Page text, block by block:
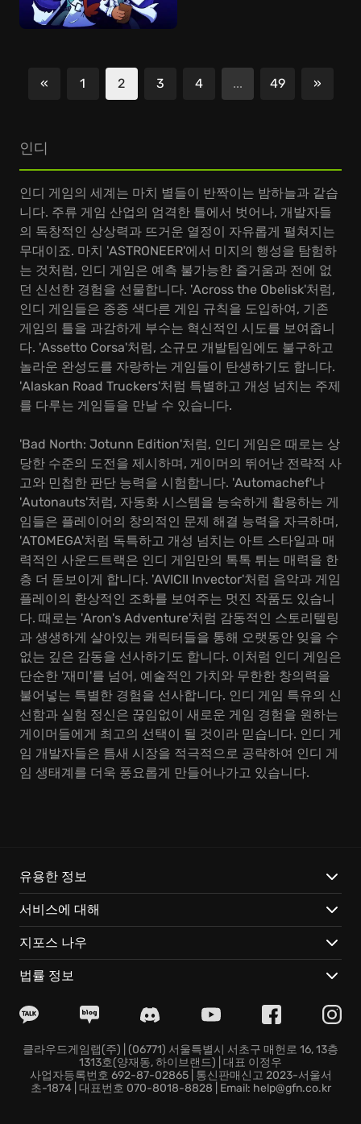
« 1 2 3 4 ... 49 »
인디
인디 게임의 세계는 마치 별들이 반짝이는 밤하늘과 같습
니다. 주류 게임 산업의 엄격한 틀에서 벗어나, 개발자들
의 독창적인 상상력과 뜨거운 열정이 자유롭게 펼쳐지는
무대이죠. 마치 'ASTRONEER'에서 미지의 행성을 탐험하
는 것처럼, 인디 게임은 예측 불가능한 즐거움과 전에 없
던 신선한 경험을 선물합니다. 'Across the Obelisk'처럼,
인디 게임들은 종종 색다른 게임 규칙을 도입하여, 기존
게임의 틀을 과감하게 부수는 혁신적인 시도를 보여줍니
다. 'Assetto Corsa'처럼, 소규모 개발팀임에도 불구하고
놀라운 완성도를 자랑하는 게임들이 탄생하기도 합니다.
'Alaskan Road Truckers'처럼 특별하고 개성 넘치는 주제
를 다루는 게임들을 만날 수 있습니다.
'Bad North: Jotunn Edition'처럼, 인디 게임은 때로는 상
당한 수준의 도전을 제시하며, 게이머의 뛰어난 전략적 사
고와 민첩한 판단 능력을 시험합니다. 'Automachef'나
'Autonauts'처럼, 자동화 시스템을 능숙하게 활용하는 게
임들은 플레이어의 창의적인 문제 해결 능력을 자극하며,
'ATOMEGA'처럼 독특하고 개성 넘치는 아트 스타일과 매
력적인 사운드트랙은 인디 게임만의 톡톡 튀는 매력을 한
층 더 돋보이게 합니다. 'AVICII Invector'처럼 음악과 게임
플레이의 환상적인 조화를 보여주는 멋진 작품도 있습니
다. 때로는 'Aron's Adventure'처럼 감동적인 스토리텔링
과 생생하게 살아있는 캐릭터들을 통해 오랫동안 잊을 수
없는 깊은 감동을 선사하기도 합니다. 이처럼 인디 게임은
단순한 '재미'를 넘어, 예술적인 가치와 무한한 창의력을
불어넣는 특별한 경험을 선사합니다. 인디 게임 특유의 신
선함과 실험 정신은 끊임없이 새로운 게임 경험을 원하는
게이머들에게 최고의 선택이 될 것이라 믿습니다. 인디 게
임 개발자들은 틈새 시장을 적극적으로 공략하여 인디 게
임 생태계를 더욱 풍요롭게 만들어나가고 있습니다.
유용한 정보
서비스에 대해
지포스 나우
법률 정보
클라우드게임랩(주) | (06771) 서울특별시 서초구 매헌로 16, 13층
1313호(양재동, 하이브랜드) | 대표 이정우
사업자등록번호 692-87-02865 | 통신판매신고 2023-서울서
초-1874 | 대표번호 070-8018-8828 | Email: help@gfn.co.kr